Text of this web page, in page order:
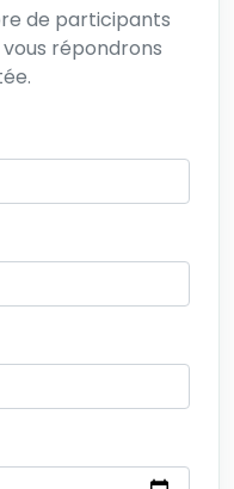
de participants
répondrons